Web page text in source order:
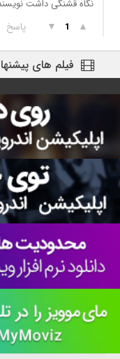
نگاه قشنگی داشت
▲
1
▼ پاسخ
فیلم های